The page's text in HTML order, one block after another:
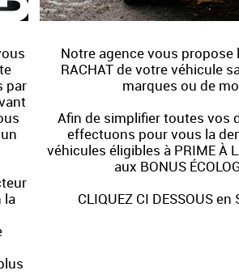
par
la
Notre agence vous propose
RACHAT de votre véhicule
marques ou de
Afin de simplifier toutes vos
effectuons pour vous la
véhicules éligibles à PRIME À
aux BONUS
CLIQUEZ CI DESSOUS en